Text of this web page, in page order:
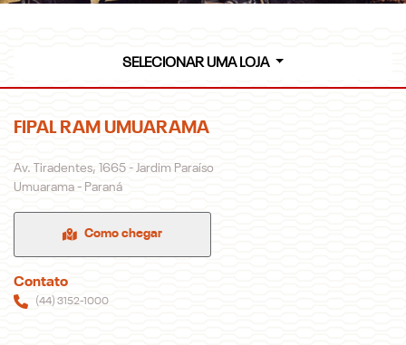
SELECIONAR UMA LOJA
FIPAL RAM UMUARAMA
Av. Tiradentes, 1665 - Jardim Paraíso
Umuarama - Paraná
Como chegar
Contato
(44) 3152-1000